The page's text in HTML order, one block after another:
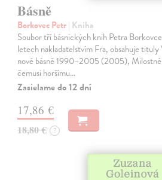
Básně
Borkovec Petr| Kniha
Soubor tří básnických knih Petra
letech nakladatelstvím Fra, obsahuje
nové básně 1990–2005 (2005),
čemusi horšímu…
Zasielame do 12 dní
17,86 €
18,80 € ?